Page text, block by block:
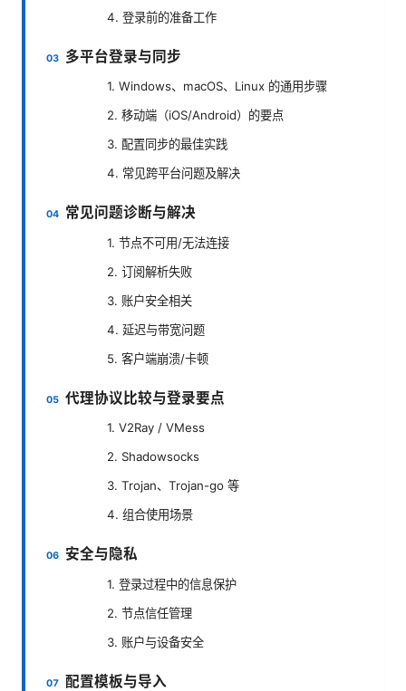
4. 登录前的准备工作
多平台登录与同步
1. Windows、macOS、Linux 的通用步骤
2. 移动端（iOS/Android）的要点
3. 配置同步的最佳实践
4. 常见跨平台问题及解决
常见问题诊断与解决
1. 节点不可用/无法连接
2. 订阅解析失败
3. 账户安全相关
4. 延迟与带宽问题
5. 客户端崩溃/卡顿
代理协议比较与登录要点
1. V2Ray / VMess
2. Shadowsocks
3. Trojan、Trojan-go 等
4. 组合使用场景
安全与隐私
1. 登录过程中的信息保护
2. 节点信任管理
3. 账户与设备安全
配置模板与导入